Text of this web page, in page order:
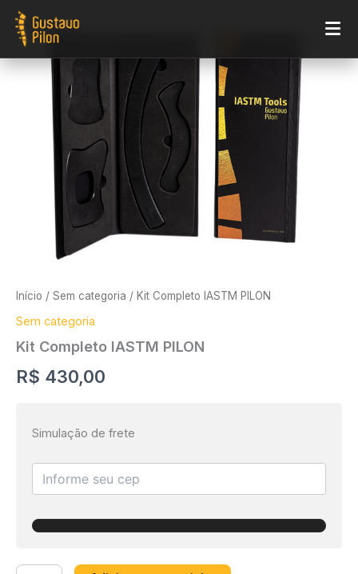
para
conteúdo
Início / Sem categoria / Kit Completo IASTM PILON
Sem categoria
Kit Completo IASTM PILON
R$ 430,00
Simulação de frete
Kit
Completo
IASTM
quantidade